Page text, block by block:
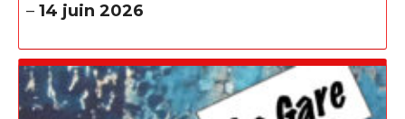
– 14 juin 2026